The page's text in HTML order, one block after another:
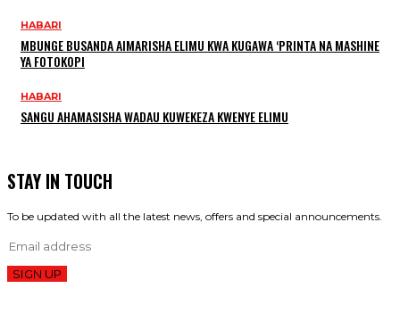
HABARI
MBUNGE BUSANDA AIMARISHA ELIMU KWA KUGAWA ‘PRINTA NA MASHINE
YA FOTOKOPI
HABARI
SANGU AHAMASISHA WADAU KUWEKEZA KWENYE ELIMU
STAY IN TOUCH
To be updated with all the latest news, offers and special announcements.
SIGN UP